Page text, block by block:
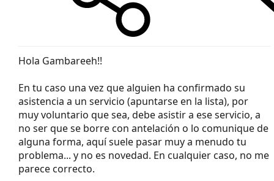
Hola Gambareeh!!
En tu caso una vez que alguien ha confirmado su
asistencia a un servicio (apuntarse en la lista), por
muy voluntario que sea, debe asistir a ese servicio, a
no ser que se borre con antelación o lo comunique de
alguna forma, aquí suele pasar muy a menudo tu
problema... y no es novedad. En cualquier caso, no me
parece correcto.